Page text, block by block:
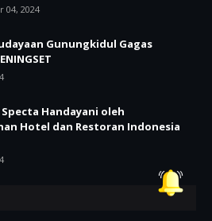
04, 2024
Gunungkidul Gagas
Handayani oleh
Hotel dan Restoran Indonesia